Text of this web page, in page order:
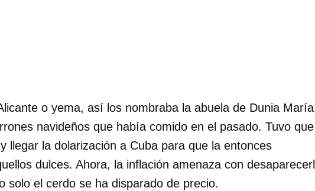
o yema, así los nombraba la abuela de Dunia María
navideños que había comido en el pasado. Tuvo que
llegar la dolarización a Cuba para que la entonces
dulces. Ahora, la inflación amenaza con
solo el cerdo se ha disparado de precio.